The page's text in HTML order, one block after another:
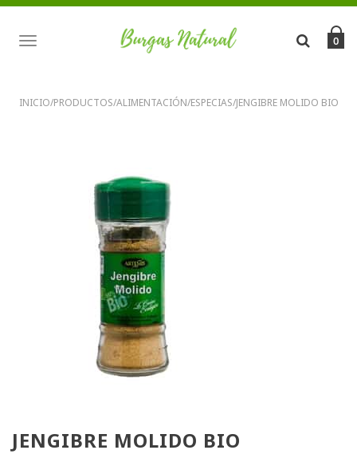
TOGGLE
NAVIGATION
0
INICIO/PRODUCTOS/ALIMENTACIÓN/ESPECIAS/JENGIBRE MOLIDO BIO
JENGIBRE MOLIDO BIO